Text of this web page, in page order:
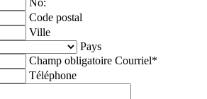
Code postal
Ville
Pays
Champ obligatoire Courriel*
Téléphone